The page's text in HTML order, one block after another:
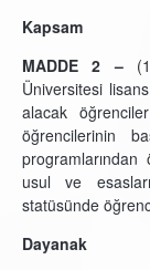
Kapsam
MADDE 2 –
Üniversitesi
alacak
öğrencilerinin
usul ve
statüsünde
Dayanak